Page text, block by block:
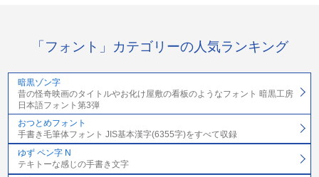
「フォント」カテゴリーの人気ランキング
暗黒ゾン字
昔の怪奇映画のタイトルやお化け屋敷の看板のようなフォント 暗黒工房
日本語フォント第3弾
おつとめフォント
手書き毛筆体フォント JIS基本漢字(6355字)をすべて収録
ゆず ペン字 N
テキトーな感じの手書き文字